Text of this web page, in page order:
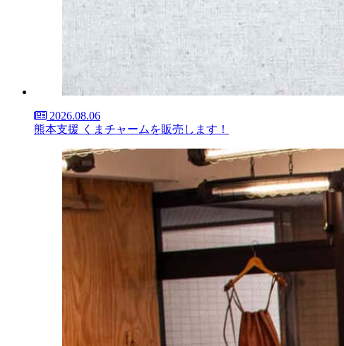
2026.08.06
熊本支援 くまチャームを販売します！